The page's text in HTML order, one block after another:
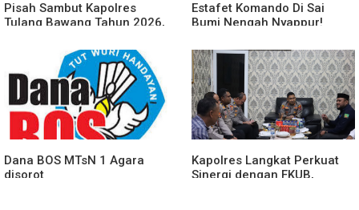
Pisah Sambut Kapolres
Tulang Bawang Tahun 2026,
Forkopimda untuk Menjaga
Stabilitas Daerah
Estafet Komando Di Sai
Bumi Nengah Nyappur!
Dan Penyerahan Tunggul
Kesatuan Polres Tulang
Bawang Berlangsung
Spektakuler
Dana BOS MTsN 1 Agara
disorot
Kapolres Langkat Perkuat
Sinergi dengan FKUB,